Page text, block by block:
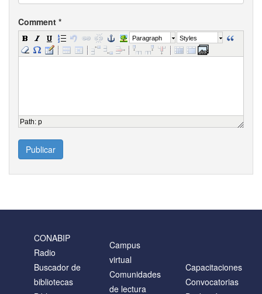
Comment *
Paragraph Styles
Path: p
Publicar
CONABIP
Radio
Buscador de
bibliotecas
Campus
virtual
Comunidades
de lectura
Capacitaciones
Convocatorias